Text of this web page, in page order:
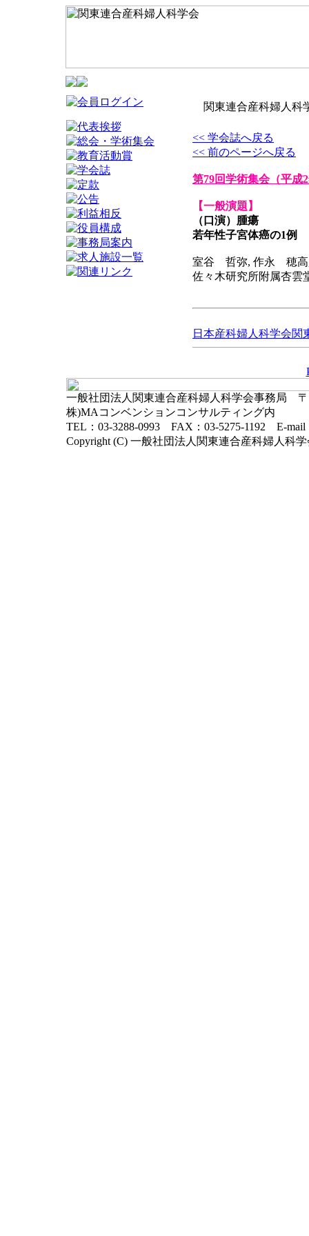
関東連合産科婦人科
<< 学会誌へ戻る
<< 前のページへ戻る
第79回学術集会（平成
【一般演題】
（口演）腫瘍
若年性子宮体癌の1例
室谷 哲弥, 作永 穂
佐々木研究所附属杏雲
日本産科婦人科学会関
一般社団法人関東連合産科婦人科学会事務局 〒
株)MAコンベンションコンサルティング内
TEL：03-3288-0993 FAX：03-5275-1192 E-mail
Copyright (C) 一般社団法人関東連合産科婦人科